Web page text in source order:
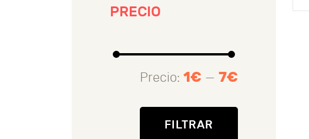
PRECIO
mínimo
máximo
FILTRAR
Precio:1€ —7€